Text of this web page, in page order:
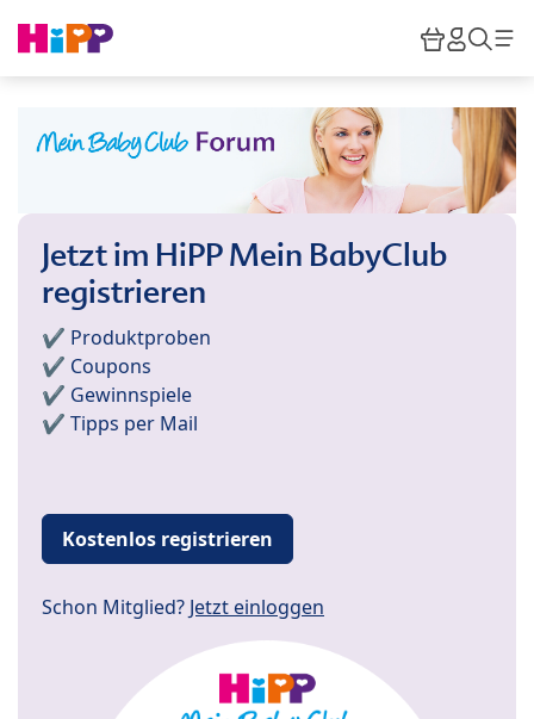
HiPP
Jetzt im HiPP Mein BabyClub
registrieren
✔️ Produktproben
✔️ Coupons
✔️ Gewinnspiele
✔️ Tipps per Mail
Kostenlos registrieren
Schon Mitglied? Jetzt einloggen